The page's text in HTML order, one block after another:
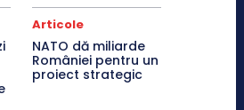
Articole
NATO dă miliarde
României pentru un
proiect strategic